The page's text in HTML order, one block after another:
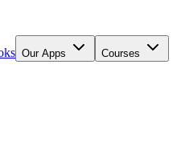
Our Apps Courses